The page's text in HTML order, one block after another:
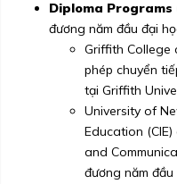
Diploma Programs
đương năm đầu đại
Griffith College
phép chuyển
tại Griffith
University of
Education
and
đương năm